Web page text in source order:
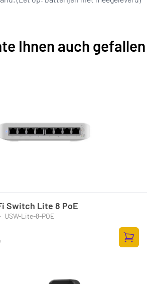
Ihnen auch gefallen
Switch Lite 8 PoE
· USW-Lite-8-POE
Zum